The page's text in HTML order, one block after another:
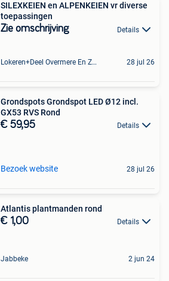
SILEXKEIEN en ALPENKEIEN vr diverse
toepassingen
Zie omschrijving Details
Lokeren+Deel Overmere En Zele 28 jul 26
Grondspots Grondspot LED Ø12 incl.
GX53 RVS Rond
€ 59,95 Details
Bezoek website 28 jul 26
Atlantis plantmanden rond
€ 1,00 Details
Jabbeke 2 jun 24